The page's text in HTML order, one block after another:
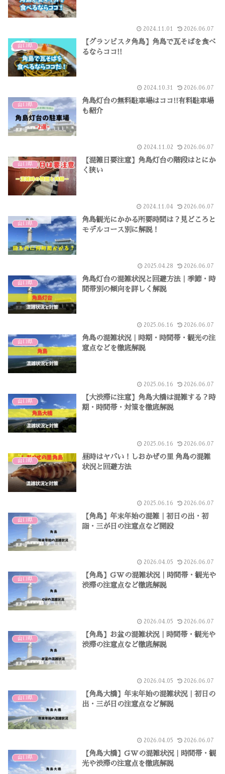
2024.11.01 2026.06.07
山口県
【グランビスタ角島】角島で瓦そばを食べ
るならココ!!
2024.10.31 2026.06.07
山口県
角島灯台の無料駐車場はココ!!有料駐車場
も紹介
2024.11.02 2026.06.07
山口県
【混雑日要注意】角島灯台の階段はとにか
く狭い
2024.11.04 2026.06.07
山口県
角島観光にかかる所要時間は？見どころと
モデルコース別に解説！
2025.04.28 2026.06.07
山口県
角島灯台の混雑状況と回避方法｜季節・時
間帯別の傾向を詳しく解説
2025.06.16 2026.06.07
山口県
角島の混雑状況｜時期・時間帯・観光の注
意点などを徹底解説
2025.06.16 2026.06.07
山口県
【大渋滞に注意】角島大橋は混雑する？時
期・時間帯・対策を徹底解説
2025.06.16 2026.06.07
山口県
昼時はヤバい！しおかぜの里 角島の混雑
状況と回避方法
2025.06.16 2026.06.07
山口県
【角島】年末年始の混雑｜初日の出・初
詣・三が日の注意点など開設
2026.04.05 2026.06.07
山口県
【角島】GWの混雑状況｜時間帯・観光や
渋滞の注意点など徹底解説
2026.04.05 2026.06.07
山口県
【角島】お盆の混雑状況｜時間帯・観光や
渋滞の注意点など徹底解説
2026.04.05 2026.06.07
山口県
【角島大橋】年末年始の混雑状況｜初日の
出・三が日の注意点など解説
2026.04.05 2026.06.07
山口県
【角島大橋】GWの混雑状況｜時間帯・観
光や渋滞の注意点を徹底解説